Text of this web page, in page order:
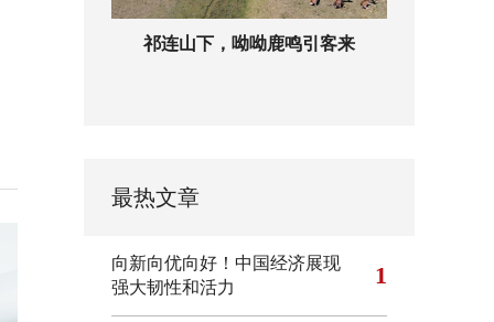
祁连山下，呦呦鹿鸣引客来
最热文章
向新向优向好！中国经济展现
强大韧性和活力
1